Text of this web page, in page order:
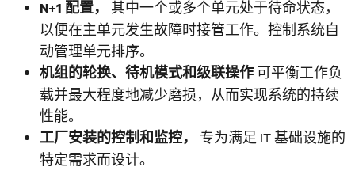
N+1 配置，
其中一个或多个单元处于待命状态，
以便在主单元发生故障时接管工作。控制系统自
动管理单元排序。
机组的轮换、待机模式和级联操作 可平衡工作负
载并最大程度地减少磨损，从而实现系统的持续
性能。
工厂安装的控制和监控，
专为满足 IT 基础设施的
特定需求而设计。